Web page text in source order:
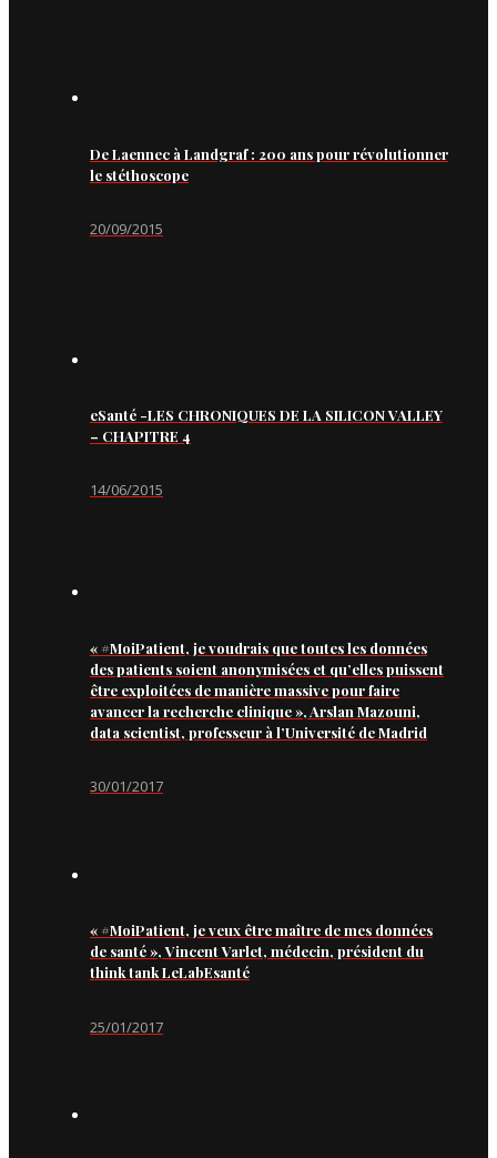
De Laennec à Landgraf : 200 ans pour révolutionner
le stéthoscope
20/09/2015
eSanté -LES CHRONIQUES DE LA SILICON VALLEY
– CHAPITRE 4
14/06/2015
« #MoiPatient, je voudrais que toutes les données
des patients soient anonymisées et qu’elles puissent
être exploitées de manière massive pour faire
avancer la recherche clinique », Arslan Mazouni,
data scientist, professeur à l’Université de Madrid
30/01/2017
« #MoiPatient, je veux être maître de mes données
de santé », Vincent Varlet, médecin, président du
think tank LeLabEsanté
25/01/2017